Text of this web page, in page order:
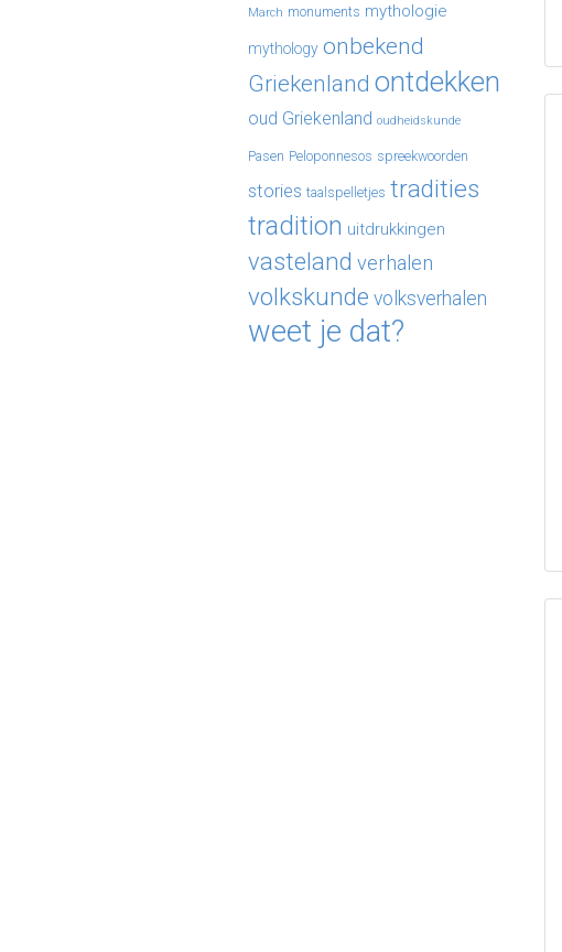
March monuments mythologie
mythology onbekend
Griekenland ontdekken
oud Griekenland oudheidskunde
Pasen Peloponnesos spreekwoorden
stories taalspelletjes tradities
tradition uitdrukkingen
vasteland verhalen
volkskunde volksverhalen
weet je dat?